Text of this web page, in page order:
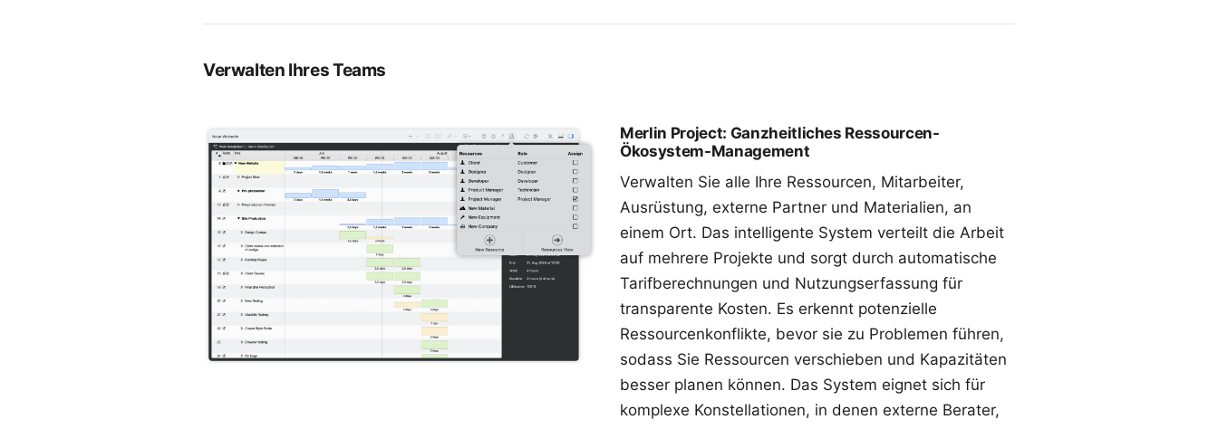
Verwalten Ihres Teams
Merlin Project: Ganzheitliches Ressourcen-
Ökosystem-Management
Verwalten Sie alle Ihre Ressourcen, Mitarbeiter,
Ausrüstung, externe Partner und Materialien, an
einem Ort. Das intelligente System verteilt die Arbeit
auf mehrere Projekte und sorgt durch automatische
Tarifberechnungen und Nutzungserfassung für
transparente Kosten. Es erkennt potenzielle
Ressourcenkonflikte, bevor sie zu Problemen führen,
sodass Sie Ressourcen verschieben und Kapazitäten
besser planen können. Das System eignet sich für
komplexe Konstellationen, in denen externe Berater,